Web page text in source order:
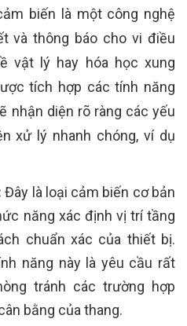
biến là một công nghệ
và thông báo cho vi điều
vật lý hay hóa học xung
tích hợp các tính năng
nhận diện rõ ràng các yếu
xử lý nhanh chóng, ví dụ
Đây là loại cảm biến cơ bản
năng xác định vị trí tầng
chuẩn xác của thiết bị.
năng này là yêu cầu rất
tránh các trường hợp
bằng của thang.